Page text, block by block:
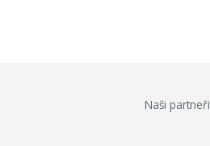
Naši partneři